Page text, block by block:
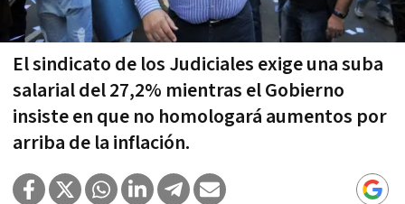
El sindicato de los Judiciales exige una suba
salarial del 27,2% mientras el Gobierno
insiste en que no homologará aumentos por
arriba de la inflación.